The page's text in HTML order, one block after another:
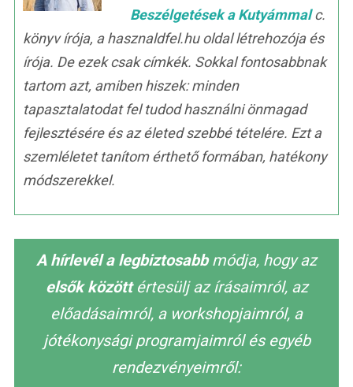
Beszélgetések a Kutyámmalc.
könyv írója, a hasznaldfel.hu oldal létrehozója és
írója. De ezek csak címkék. Sokkal fontosabbnak
tartom azt, amiben hiszek: minden
tapasztalatodat fel tudod használni önmagad
fejlesztésére és az életed szebbé tételére. Ezt a
szemléletet tanítom érthető formában, hatékony
módszerekkel.
A hírlevél a legbiztosabbmódja, hogy az
elsők közöttértesülj az írásaimról, az
előadásaimról, a workshopjaimról, a
jótékonysági programjaimról és egyéb
rendezvényeimről: